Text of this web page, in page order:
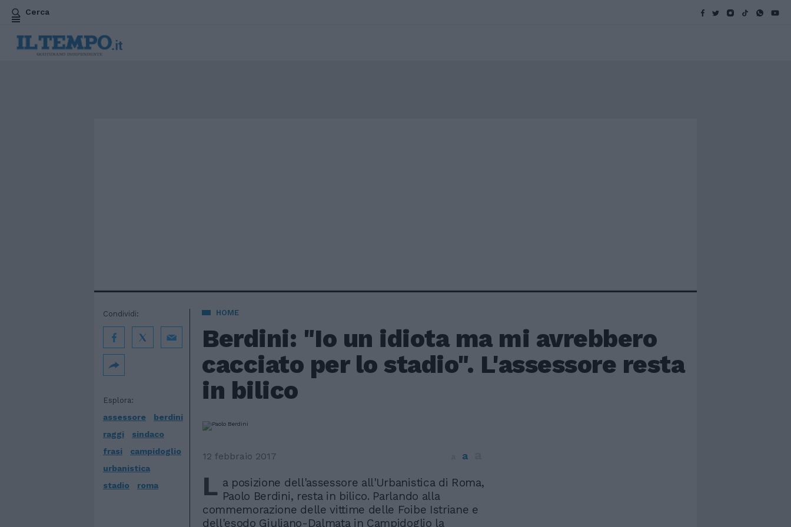
Cerca
HOME
Berdini: "Io un idiota ma mi avrebbero
cacciato per lo stadio". L'assessore resta
in bilico
Esplora:
assessore
berdini
raggi
sindaco
frasi
campidoglio
urbanistica
stadio
roma
Condividi:
12 febbraio 2017 a
L a posizione dell'assessore all'Urbanistica di Roma,
Paolo Berdini, resta in bilico. Parlando alla
commemorazione delle vittime delle Foibe Istriane e
dell'esodo Giuliano-Dalmata in Campidoglio la